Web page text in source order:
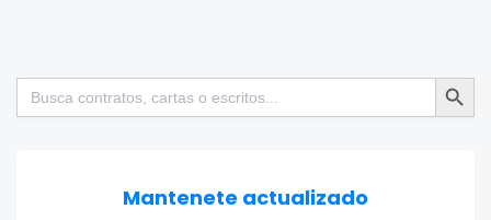
Buscar: Botón de
Mantenete actualizado